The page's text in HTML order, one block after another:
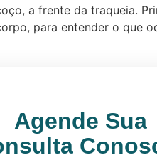
a frente da traqueia.
para entender o que
Agende Sua